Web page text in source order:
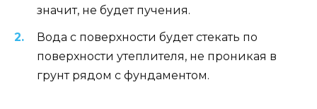
значит, не будет пучения.
Вода с поверхности будет стекать по
поверхности утеплителя, не проникая в
грунт рядом с фундаментом.